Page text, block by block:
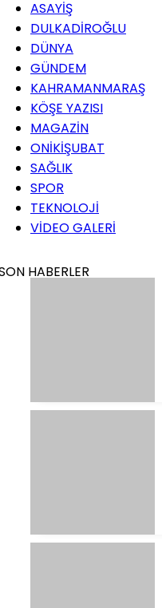
ASAYİŞ
DULKADİROĞLU
DÜNYA
GÜNDEM
KAHRAMANMARAŞ
KÖŞE YAZISI
MAGAZİN
ONİKİŞUBAT
SAĞLIK
SPOR
TEKNOLOJİ
VİDEO GALERİ
HABERLER